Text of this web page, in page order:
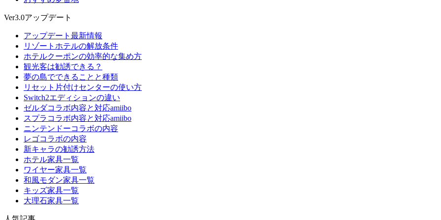
Ver3.0アップデート
アップデート最新情報
リゾートホテルの解放条件
ホテルクーポンの効率的な集め方
観光客は勧誘できる？
夢の島でできることと種類
リセット片付けセンターの使い方
Switch2エディションの違い
ゼルダコラボ内容と対応amiibo
スプラコラボ内容と対応amiibo
ニンテンドーコラボの内容
レゴコラボの内容
新キャラの勧誘方法
ホテル家具一覧
ワイヤー家具一覧
和風モダン家具一覧
キッズ家具一覧
大理石家具一覧